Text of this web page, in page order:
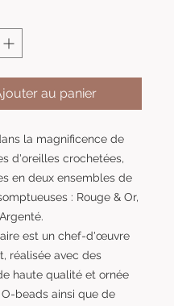
au panier
la magnificence de
d'oreilles crochetées,
en deux ensembles de
: Rouge & Or,
est un chef-d'œuvre
réalisée avec des
haute qualité et ornée
beads ainsi que de